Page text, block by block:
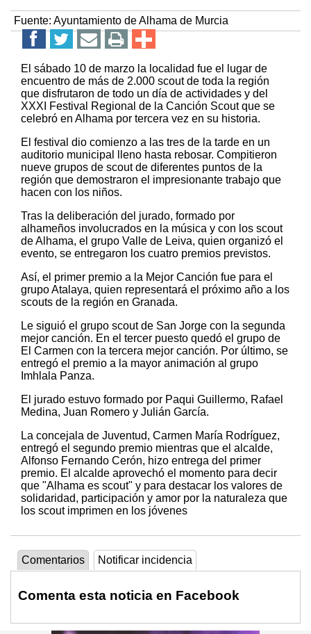
Fuente: Ayuntamiento de Alhama de Murcia
El sábado 10 de marzo la localidad fue el lugar de
encuentro de más de 2.000 scout de toda la región
que disfrutaron de todo un día de actividades y del
XXXI Festival Regional de la Canción Scout que se
celebró en Alhama por tercera vez en su historia.
El festival dio comienzo a las tres de la tarde en un
auditorio municipal lleno hasta rebosar. Compitieron
nueve grupos de scout de diferentes puntos de la
región que demostraron el impresionante trabajo que
hacen con los niños.
Tras la deliberación del jurado, formado por
alhameños involucrados en la música y con los scout
de Alhama, el grupo Valle de Leiva, quien organizó el
evento, se entregaron los cuatro premios previstos.
Así, el primer premio a la Mejor Canción fue para el
grupo Atalaya, quien representará el próximo año a los
scouts de la región en Granada.
Le siguió el grupo scout de San Jorge con la segunda
mejor canción. En el tercer puesto quedó el grupo de
El Carmen con la tercera mejor canción. Por último, se
entregó el premio a la mayor animación al grupo
Imhlala Panza.
El jurado estuvo formado por Paqui Guillermo, Rafael
Medina, Juan Romero y Julián García.
La concejala de Juventud, Carmen María Rodríguez,
entregó el segundo premio mientras que el alcalde,
Alfonso Fernando Cerón, hizo entrega del primer
premio. El alcalde aprovechó el momento para decir
que "Alhama es scout" y para destacar los valores de
solidaridad, participación y amor por la naturaleza que
los scout imprimen en los jóvenes
Comentarios Notificar incidencia
Comenta esta noticia en Facebook